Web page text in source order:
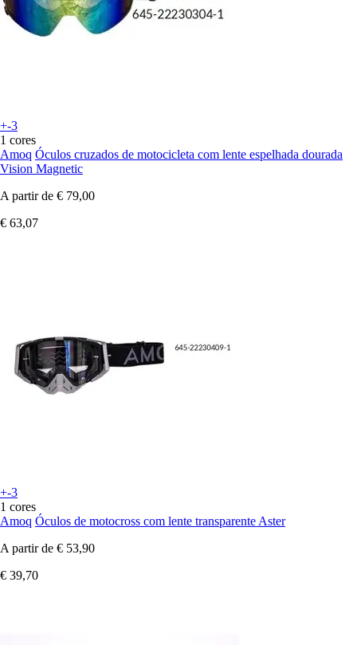
+-3
1 cores
Amoq Óculos cruzados de motocicleta com lente espelhada dourada
Vision Magnetic
A partir de € 79,00
€ 63,07
+-3
1 cores
Amoq Óculos de motocross com lente transparente Aster
A partir de € 53,90
€ 39,70